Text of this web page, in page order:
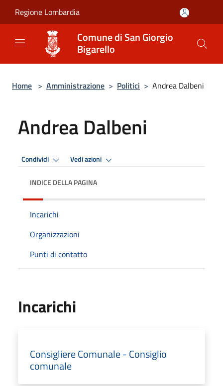
Regione Lombardia
Comune di San Giorgio
Bigarello
Home > Amministrazione > Politici > Andrea Dalbeni
Andrea Dalbeni
Condividi Vedi azioni
INDICE DELLA PAGINA
Incarichi
Organizzazioni
Punti di contatto
Incarichi
Consigliere Comunale - Consiglio
comunale